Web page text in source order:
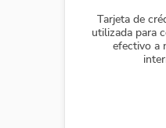
Tarjeta de
utilizada para
efectivo a